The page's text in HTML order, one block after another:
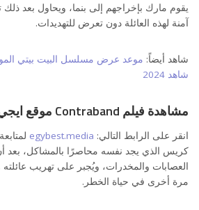
يقوم مارك بإخراجهم إلى بنما، ويحاول بعد ذلك
آمنة لهذه العائلة دون تعرض للتهديدات.
شاهد أيضاً: موعد عرض مسلسل البيت بيتي
شاهد 2024
مشاهدة فيلم Contraband موقع ايجي بست
انقر على الرابط التالي: egybest.media
كريس الذي يجد نفسه محاصرًا بالمشاكل، بعد
العصابات والمخدرات، ويُجبر على تهريب عائلته
مرة أخرى في حياة الخطر.